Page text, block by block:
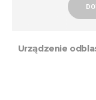
Urządzenie